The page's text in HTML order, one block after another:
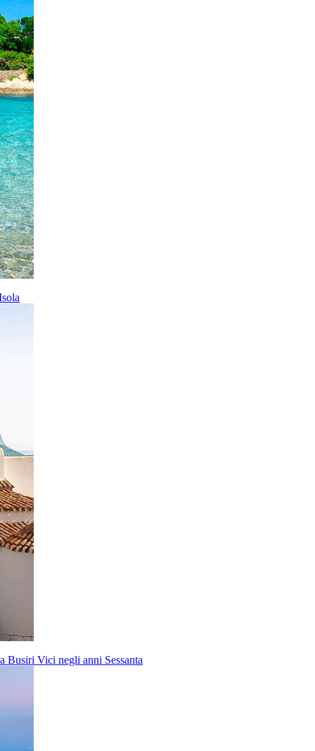
Busiri Vici negli anni Sessanta